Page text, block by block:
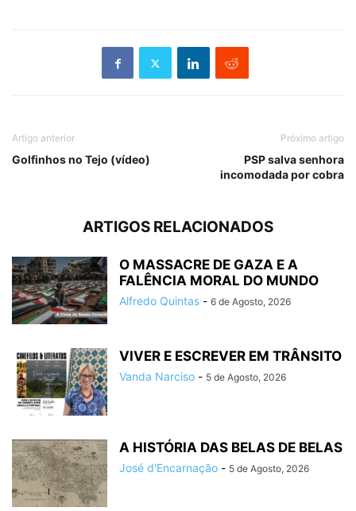
Artigo anterior
Golfinhos no Tejo (vídeo)
Próximo artigo
PSP salva senhora
incomodada por cobra
ARTIGOS RELACIONADOS
O MASSACRE DE GAZA E A
FALÊNCIA MORAL DO MUNDO
Alfredo Quintas - 6 de Agosto, 2026
VIVER E ESCREVER EM TRÂNSITO
Vanda Narciso - 5 de Agosto, 2026
A HISTÓRIA DAS BELAS DE BELAS
José d'Encarnação - 5 de Agosto, 2026